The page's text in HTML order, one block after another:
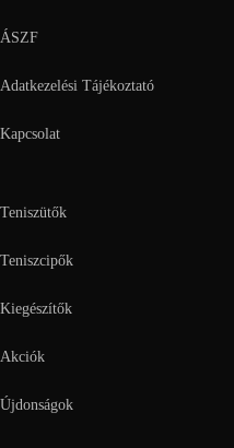
ÁSZF
Adatkezelési Tájékoztató
Kapcsolat
Teniszütők
Teniszcipők
Kiegészítők
Akciók
Újdonságok